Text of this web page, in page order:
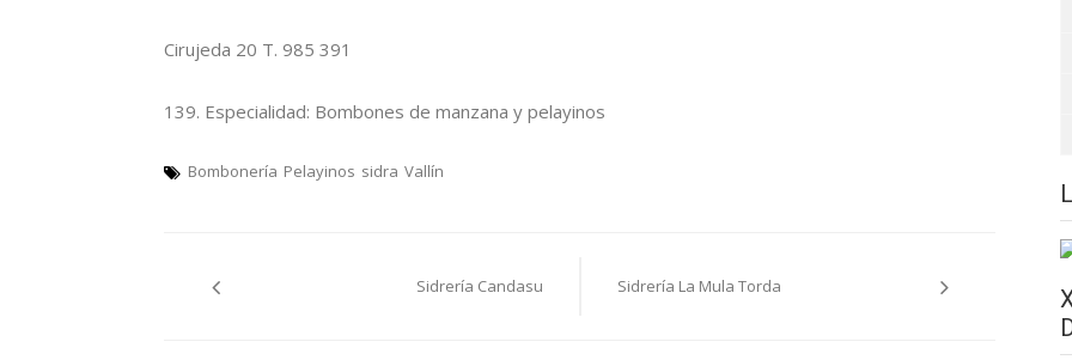
Cirujeda 20 T. 985 391
139. Especialidad: Bombones de manzana y pelayinos
Bombonería Pelayinos sidra Vallín
pelos
Sidrería Candasu Sidrería La Mula Torda